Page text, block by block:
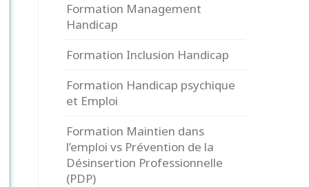
Formation Management
Handicap
Formation Inclusion Handicap
Formation Handicap psychique
et Emploi
Formation Maintien dans
l’emploi vs Prévention de la
Désinsertion Professionnelle
(PDP)